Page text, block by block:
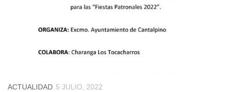
ACTUALIDAD 5 JULIO, 2022